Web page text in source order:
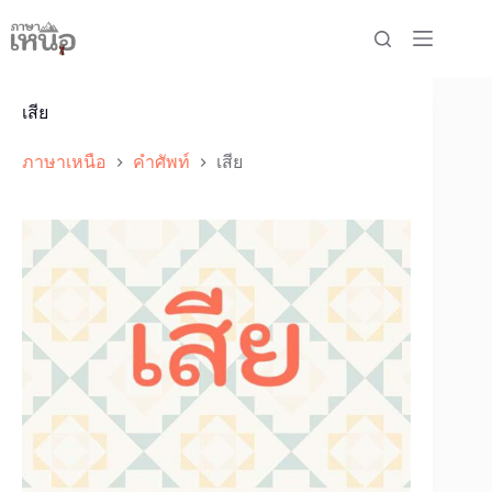
to
content
เสีย
ภาษาเหนือ คำศัพท์ เสีย